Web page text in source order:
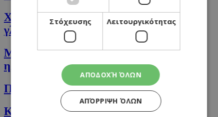
Χοιρινά κότσια, σιγομαγειρεμένα με
γλυκοπατάτες
Μεσογειακό Κριθαρότο με γαρίδες στο
ηλεκτρικό τηγάνι SALADMASTER
Πουρέκια με αναρή
Κουκιά γιαχνί µε µάραθο
Στόχευσης Λειτουργικότητας
ΑΠΟΔΟΧΉ ΌΛΩΝ
ΑΠΌΡΡΙΨΗ ΌΛΩΝ